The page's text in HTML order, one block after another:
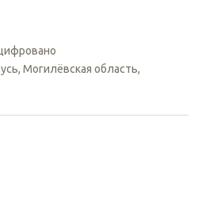
Могилёвская область,